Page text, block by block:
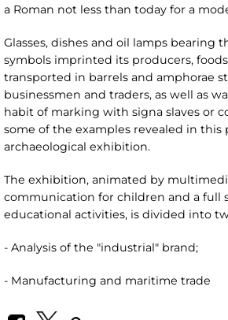
a Roman not less than today for a
Glasses, dishes and oil lamps bearing
symbols imprinted its producers,
transported in barrels and amphorae
businessmen and traders, as well as
habit of marking with signa slaves or
some of the examples revealed in this
archaeological exhibition.
The exhibition, animated by
communication for children and a full
educational activities, is divided into
- Analysis of the "industrial" brand;
- Manufacturing and maritime trade